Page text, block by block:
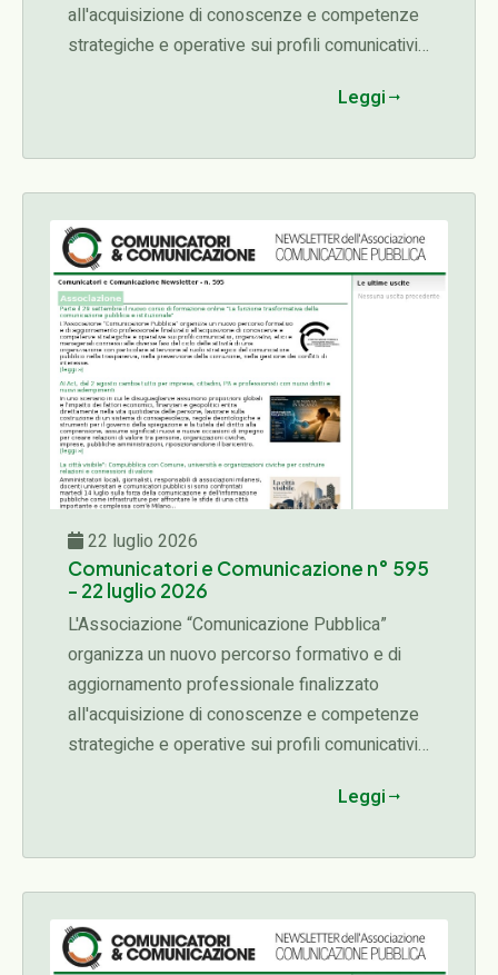
all'acquisizione di conoscenze e competenze
strategiche e operative sui profili comunicativi,
diverse fasi del ciclo delle attività di una
ruolo strategico del comunicatore pubblico
nella trasparenza, nella prevenzione della
corruzione, nella gestione dei conflitti di
interesse.
Leggi
22 luglio 2026
Comunicatori e Comunicazione n° 595
- 22 luglio 2026
L'Associazione “Comunicazione Pubblica”
organizza un nuovo percorso formativo e di
aggiornamento professionale finalizzato
all'acquisizione di conoscenze e competenze
strategiche e operative sui profili comunicativi,
diverse fasi del ciclo delle attività di una
ruolo strategico del comunicatore pubblico
nella trasparenza, nella prevenzione della
corruzione, nella gestione dei conflitti di
interesse.
Leggi